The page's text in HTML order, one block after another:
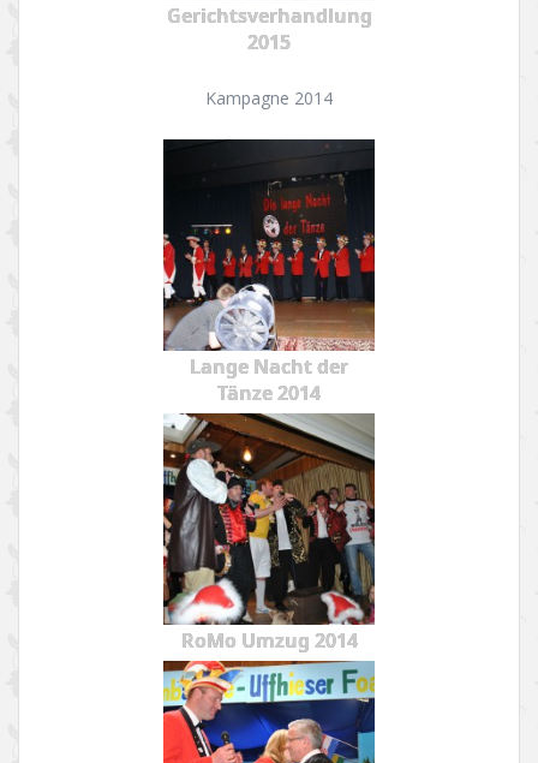
Gerichtsverhandlung
2015
Kampagne 2014
Lange Nacht der
Tänze 2014
RoMo Umzug 2014